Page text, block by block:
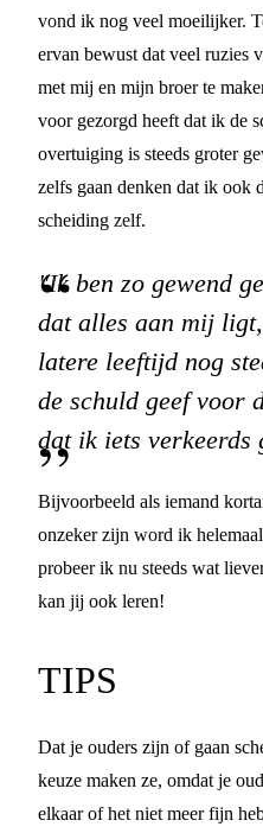
vond ik nog veel moeilijker.
ervan bewust dat veel ruzies
met mij en mijn broer te
voor gezorgd heeft dat ik de
overtuiging is steeds groter
zelfs gaan denken dat ik ook
scheiding zelf.
"Ik ben zo gewend
dat alles aan mij
latere leeftijd nog
de schuld geef voor
dat ik iets verkeerds
Bijvoorbeeld als iemand
onzeker zijn word ik
probeer ik nu steeds wat
kan jij ook leren!
TIPS
Dat je ouders zijn of gaan
keuze maken ze, omdat je
elkaar of het niet meer fijn